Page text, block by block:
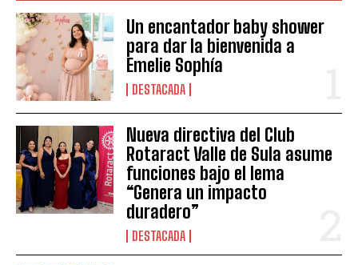
Un encantador baby shower
para dar la bienvenida a
Emelie Sophía
DESTACADA
Nueva directiva del Club
Rotaract Valle de Sula asume
funciones bajo el lema
“Genera un impacto
duradero”
DESTACADA